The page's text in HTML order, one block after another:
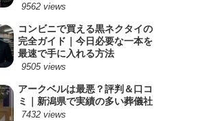
9562 views
コンビニで買える黒ネクタイの
完全ガイド｜今日必要な一本を
最速で手に入れる方法
9505 views
アークベルは最悪？評判＆口コ
ミ｜新潟県で実績の多い葬儀社
7432 views